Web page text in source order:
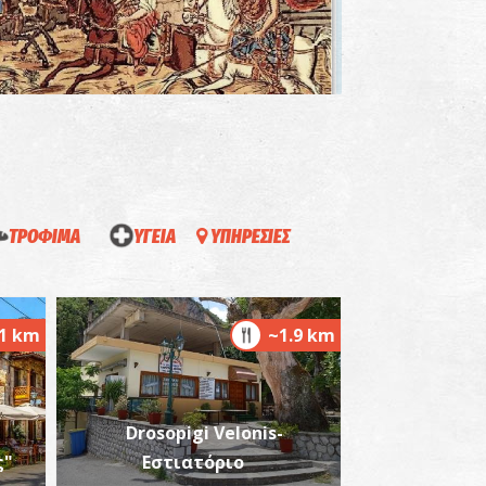
ΤΡΟΦΙΜΑ ΥΓΕΙΑ
ΥΠΗΡΕΣΙΕΣ
km ~1.9 km
Drosopigi Velonis-
Εστιατόριο